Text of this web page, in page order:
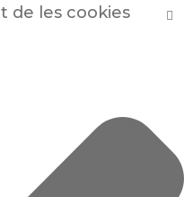
de les cookies